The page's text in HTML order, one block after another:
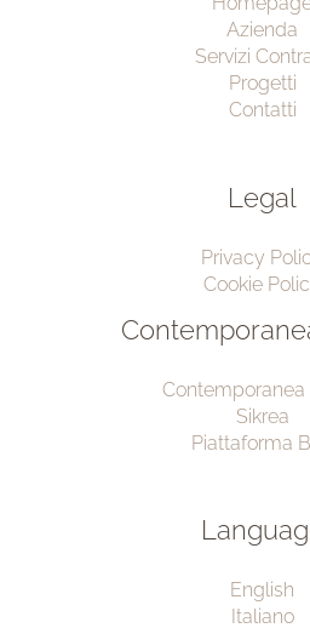
Legal
Privacy
Sikrea
Piattaforma
English
Copyright © 2026 | Made